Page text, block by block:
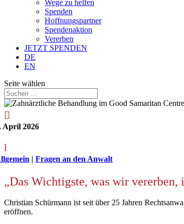
Wege zu helfen
Spenden
Hoffnungspartner
Spendenaktion
Vererben
JETZT SPENDEN
DE
EN
Seite wählen

April 2026
l
| Fragen an den Anwalt
„Das Wichtigste, was wir
Christian Schürmann ist seit über 25 Jahren
eröffnen.